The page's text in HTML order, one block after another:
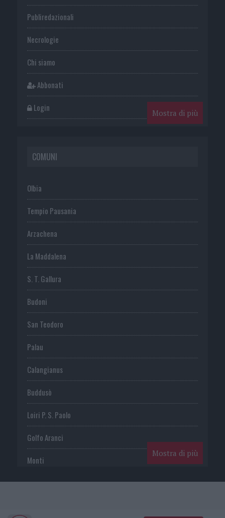
Publiredazionali
Necrologie
Chi siamo
Abbonati
Login Mostra di più
COMUNI
Olbia
Tempio Pausania
Arzachena
La Maddalena
S. T. Gallura
Budoni
San Teodoro
Palau
Calangianus
Buddusò
Loiri P. S. Paolo
Golfo Aranci
Monti
Telti
Mostra di più